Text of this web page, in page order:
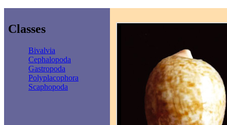
Classes
Bivalvia
Cephalopoda
Gastropoda
Polyplacophora
Scaphopoda